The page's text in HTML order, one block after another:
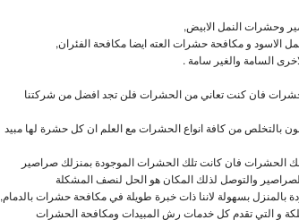
وحشرات النمل الابيض,
الاسود و مكافحة حشرات العته ايضا مكافحة الفئران,
السامة والغير سامة .
فان كنت تعاني من الحشرات فلن تجد افضل من شركتنا
بالتخلص من كافة انواع الحشرات مع العلم ان كل حشرة لها مبيد
الحشرات فان كانت تلك الحشرات الموجودة بمنزلك صراصير
والتوصل لذلك المكان هو الحل لنصف المشكلة
بالمنزل بسهولة لاننا ذات خبرة طويلة في مكافحة حشرات بالدمام,
و التي تقدم كل خدمات رش المبيدات ومكافحة الحشرات